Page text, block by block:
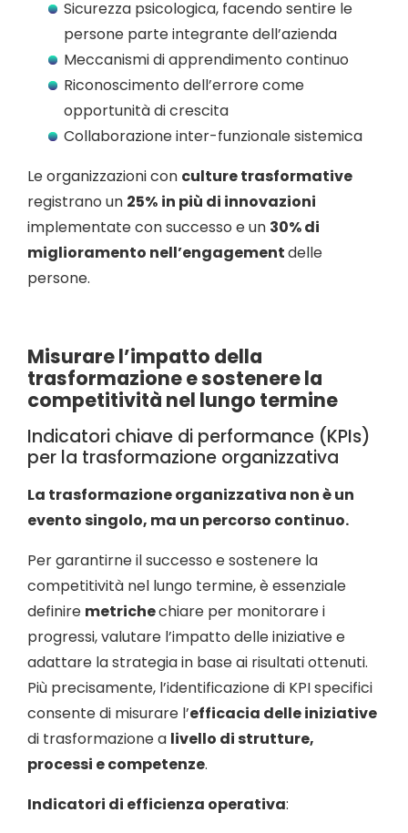
Sicurezza psicologica, facendo sentire le
persone parte integrante dell’azienda
Meccanismi di apprendimento continuo
Riconoscimento dell’errore come
opportunità di crescita
Collaborazione inter-funzionale sistemica
Le organizzazioni con culture trasformative
registrano un 25% in più di innovazioni
implementate con successo e un 30% di
miglioramento nell’engagementdelle
persone.
Misurare l’impatto della
trasformazione e sostenere la
competitività nel lungo termine
Indicatori chiave di performance (KPIs)
per la trasformazione organizzativa
La trasformazione organizzativa non è un
evento singolo, ma un percorso continuo.
Per garantirne il successo e sostenere la
competitività nel lungo termine, è essenziale
definire metrichechiare per monitorare i
progressi, valutare l’impatto delle iniziative e
adattare la strategia in base ai risultati ottenuti.
Più precisamente, l’identificazione di KPI specifici
consente di misurare l’efficacia delle iniziative
di trasformazione a livello di strutture,
processi e competenze.
Indicatori di efficienza operativa: